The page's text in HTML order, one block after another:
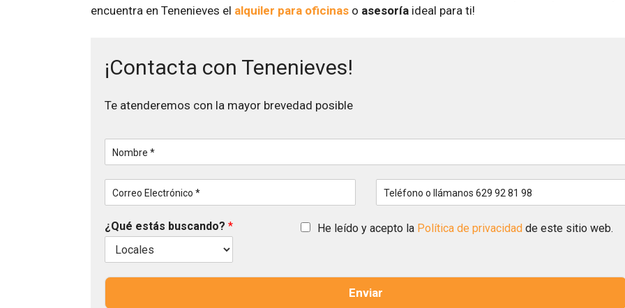
encuentra en Tenenieves el alquiler para oficinas o asesoría ideal para ti!
¡Contacta con Tenenieves!
Te atenderemos con la mayor brevedad posible
*
r
e
l
é
¿Qué estás buscando? *
C
l
He leído y acepto la Política de privacidad de este sitio web.
Enviar